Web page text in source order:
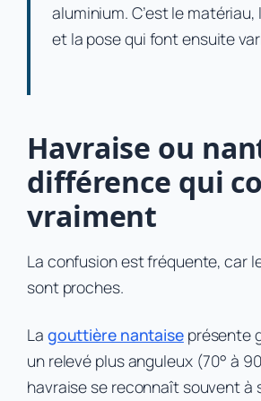
aluminium. C’est le
et la pose qui font ensuite
Havraise ou
différence qui
vraiment
La confusion est fréquente, car
sont proches.
La gouttière nantaiseprésente
un relevé plus anguleux (70° à
havraise se reconnaît souvent à